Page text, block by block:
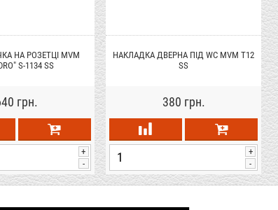
НА РОЗЕТЦІ MVM
S-1134 SS
грн.
-
+
НАКЛАДКА ДВЕРНА ПІД WC MVM T12
SS
380 грн.
-
+